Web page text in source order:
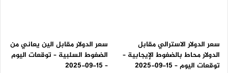
سعر الدولار الاسترالي مقابل
الدولار محاط بالضغوط الإيجابية –
توقعات اليوم – 15-09-2025
سعر الدولار مقابل الين يعاني من
الضغوط السلبية – توقعات اليوم
– 15-09-2025